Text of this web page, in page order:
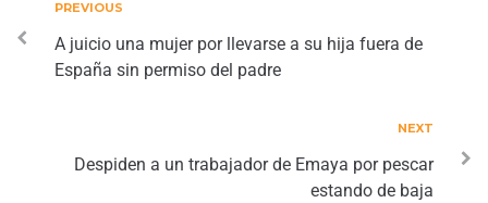
PREVIOUS
A juicio una mujer por llevarse a su hija fuera de
España sin permiso del padre
NEXT
Despiden a un trabajador de Emaya por pescar
estando de baja